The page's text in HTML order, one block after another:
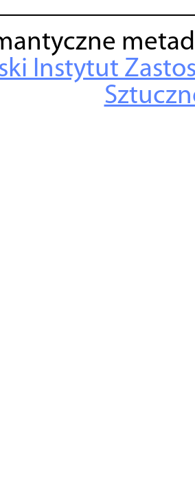
Instytut